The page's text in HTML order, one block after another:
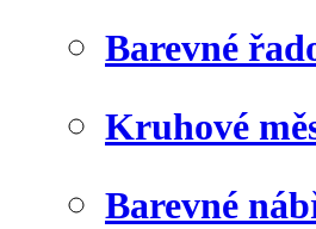
Barevné
Kruhové
Barevné